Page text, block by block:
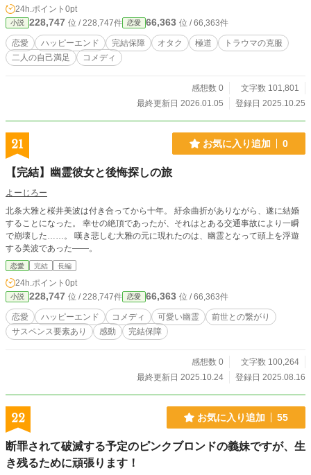
24h.ポイント 0pt
小説 228,747 位 / 228,747件 恋愛 66,363 位 / 66,363件
恋愛 ハッピーエンド 完結保障 オタク 極道
トラウマの克服
二人の自己満足
コメディ
感想数 0
文字数 101,801
最終更新日 2026.01.05
登録日 2025.10.25
21 お気に入り追加 0
【完結】幽霊彼女と後悔探しの旅
よーじろー
北条大雅と桜井美波は付き合ってから十年。 紆余曲折がありながら、遂に結婚
することになった。 幸せの絶頂であったが、それはとある交通事故により一瞬
で崩壊した……。 嘆き悲しむ大雅の元に現れたのは、幽霊となって頭上を浮遊
する美波であった――。
恋愛 完結 長編
24h.ポイント 0pt
小説 228,747 位 / 228,747件 恋愛 66,363 位 / 66,363件
恋愛 ハッピーエンド コメディ 可愛い幽霊
前世との繋がり
サスペンス要素あり
感動 完結保障
感想数 0
文字数 100,264
最終更新日 2025.10.24
登録日 2025.08.16
22 お気に入り追加 55
断罪されて破滅する予定のピンクブロンドの義妹ですが、生
き残るために頑張ります！